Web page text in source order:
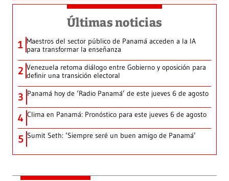
Últimas noticias
1 Maestros del sector público de Panamá acceden a la IA
para transformar la enseñanza
2 Venezuela retoma diálogo entre Gobierno y oposición para
definir una transición electoral
3 Panamá hoy de ‘Radio Panamá’ de este jueves 6 de agosto
4 Clima en Panamá: Pronóstico para este jueves 6 de agosto
5 Sumit Seth: ‘Siempre seré un buen amigo de Panamá’